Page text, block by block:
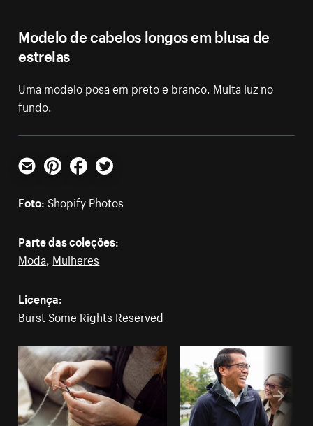
Modelo de cabelos longos em blusa de
estrelas
Uma modelo posa em preto e branco. Muita luz no
fundo.
E-mailPinterestFacebookTwitter
Foto: Shopify Photos
Parte das coleções:
Moda, Mulheres
Licença:
Burst Some Rights Reserved